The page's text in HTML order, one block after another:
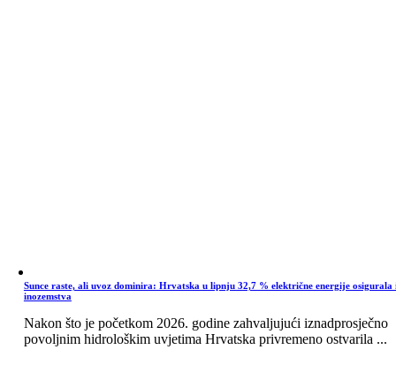
Sunce raste, ali uvoz dominira: Hrvatska u lipnju 32,7 % električne energije osigurala
inozemstva
Nakon što je početkom 2026. godine zahvaljujući iznadprosječno
povoljnim hidrološkim uvjetima Hrvatska privremeno ostvarila ...